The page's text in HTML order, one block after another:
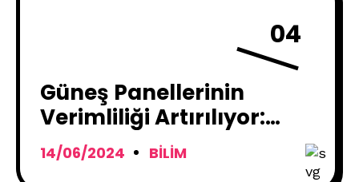
04
Güneş Panellerinin
Verimliliği Artırılıyor:
Şeffaf Katman Güneş
Pillerine Koruma Sağlıyor
14/06/2024 BILIM